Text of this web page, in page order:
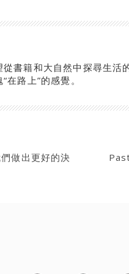
書籍和大自然中探尋生活
路上”的感覺。
做出更好的決